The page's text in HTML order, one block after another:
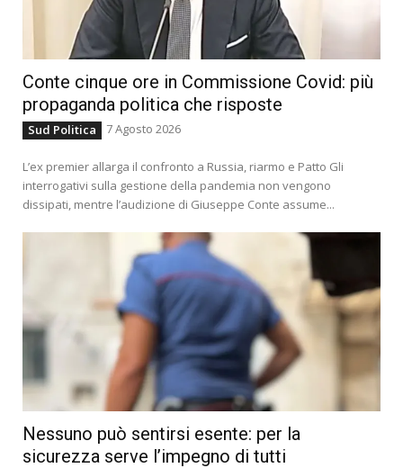
Conte cinque ore in Commissione Covid: più
propaganda politica che risposte
Sud Politica 7 Agosto 2026
L’ex premier allarga il confronto a Russia, riarmo e Patto Gli
interrogativi sulla gestione della pandemia non vengono
dissipati, mentre l’audizione di Giuseppe Conte assume...
Nessuno può sentirsi esente: per la
sicurezza serve l’impegno di tutti